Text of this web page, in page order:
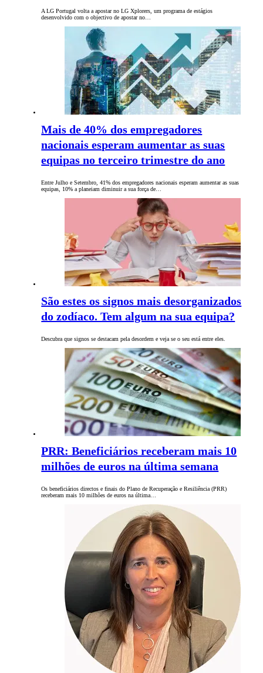
A LG Portugal volta a apostar no LG Xplorers, um programa de estágios
desenvolvido com o objectivo de apostar no…
Mais de 40% dos empregadores
nacionais esperam aumentar as suas
equipas no terceiro trimestre do ano
Entre Julho e Setembro, 41% dos empregadores nacionais esperam aumentar as suas
equipas, 10% a planeiam diminuir a sua força de…
São estes os signos mais desorganizados
do zodíaco. Tem algum na sua equipa?
Descubra que signos se destacam pela desordem e veja se o seu está entre eles.
PRR: Beneficiários receberam mais 10
milhões de euros na última semana
Os beneficiários directos e finais do Plano de Recuperação e Resiliência (PRR)
receberam mais 10 milhões de euros na última…